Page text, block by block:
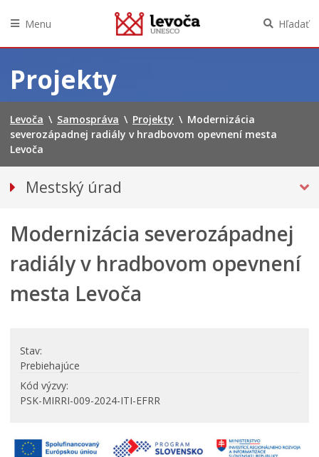
obsah
Menu Hľadať
Projekty
Levoča \ Samospráva \ Projekty \ Modernizácia
severozápadnej radiály v hradbovom opevnení mesta
Levoča
Mestský úrad
Prednosta mestského úradu
Klientske centrum
PROJEKTY
Tlačivá a agendy
Oznamy
Voľba hlavného kontrolóra mesta Levoča
Modernizácia severozápadnej
radiály v hradbovom opevnení
mesta Levoča
Stav
Prebiehajúce
Kód výzvy
PSK-MIRRI-009-2024-ITI-EFRR